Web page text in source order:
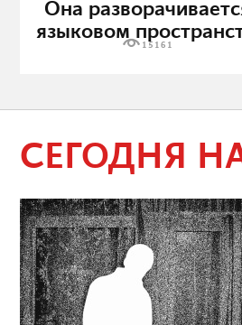
Она
языковом
15161
СЕГОДНЯ